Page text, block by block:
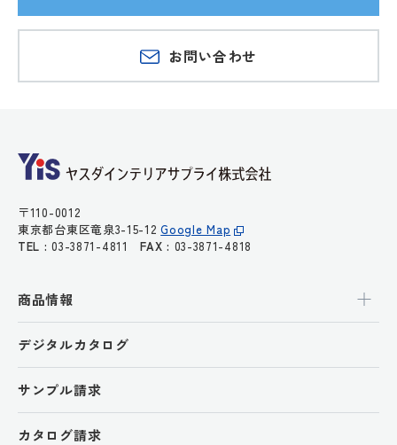
お問い合わせ
〒110-0012
東京都台東区竜泉3-15-12Google Map
TEL : 03-3871-4811FAX : 03-3871-4818
商品情報
デジタルカタログ
サンプル請求
カタログ請求